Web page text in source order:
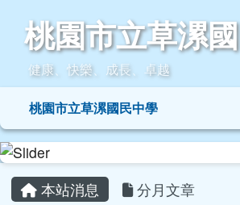
桃園市立草漯國民中學
桃園市立草漯
健康、快樂、成長、卓越
導覽列桃園市立草漯國民中學
主內容區域
本站消息 分月文章
頁尾區域